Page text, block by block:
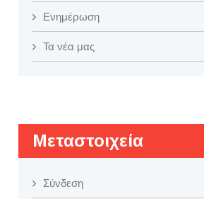
Ενημέρωση
Τα νέα μας
Μεταστοιχεία
Σύνδεση